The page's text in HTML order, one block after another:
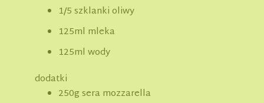
1/5 szklanki oliwy
125ml mleka
125ml wody
dodatki
250g sera mozzarella